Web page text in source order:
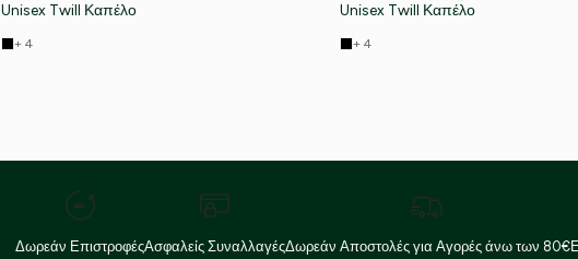
Unisex Twill Καπέλο
+ 4
Unisex Twill Καπέλο
+ 4
Δωρεάν ΕπιστροφέςΑσφαλείς ΣυναλλαγέςΔωρεάν Αποστολές για Αγορές άνω των 80€